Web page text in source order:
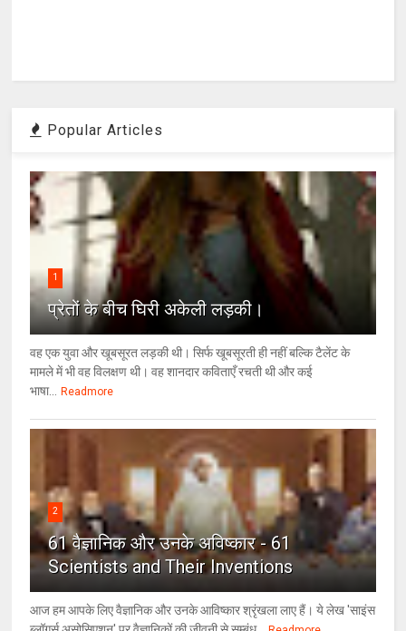
Popular Articles
1
प्रेतों के बीच घिरी अकेली लड़की।
वह एक युवा और खूबसूरत लड़की थी। सिर्फ खूबसूरती ही नहीं बल्कि टैलेंट के
मामले में भी वह विलक्षण थी। वह शानदार कविताएँ रचती थी और कई
भाषा...
Readmore
2
61 वैज्ञानिक और उनके अविष्कार - 61
Scientists and Their Inventions
आज हम आपके लिए वैज्ञानिक और उनके आविष्कार श्रृंखला लाए हैं। ये लेख 'साइंस